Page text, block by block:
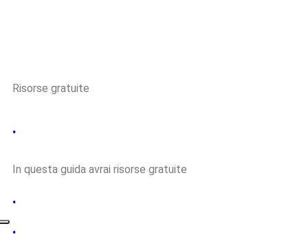
Risorse gratuite
.
In questa guida avrai risorse gratuite
.
.